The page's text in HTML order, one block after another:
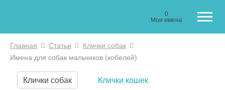
0
Мои имена
Вы здесь
Главная Статьи
Клички собак
Имена для собак мальчиков (кобелей)
Клички собак
Клички кошек